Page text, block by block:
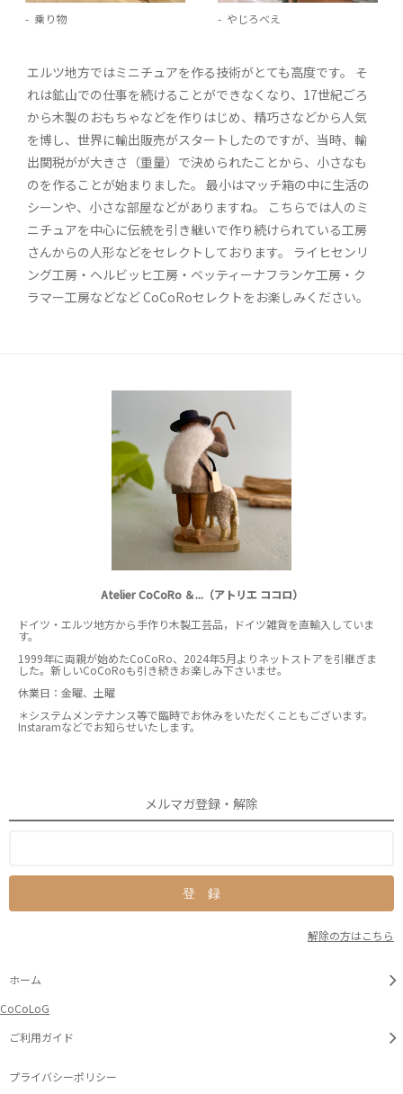
乗り物 やじろべえ
エルツ地方ではミニチュアを作る技術がとても高度です。 そ
れは鉱山での仕事を続けることができなくなり、17世紀ごろ
から木製のおもちゃなどを作りはじめ、精巧さなどから人気
を博し、世界に輸出販売がスタートしたのですが、当時、輸
出関税がが大きさ（重量）で決められたことから、小さなも
のを作ることが始まりました。 最小はマッチ箱の中に生活の
シーンや、小さな部屋などがありますね。 こちらでは人のミ
ニチュアを中心に伝統を引き継いで作り続けられている工房
さんからの人形などをセレクトしております。 ライヒセンリ
ング工房・ヘルビッヒ工房・ベッティーナフランケ工房・ク
ラマー工房などなど CoCoRoセレクトをお楽しみください。
Atelier CoCoRo ＆...（アトリエ ココロ）
ドイツ・エルツ地方から手作り木製工芸品，ドイツ雑貨を直輸入していま
す。
1999年に両親が始めたCoCoRo、2024年5月よりネットストアを引継ぎま
した。新しいCoCoRoも引き続きお楽しみ下さいませ。
休業日：金曜、土曜
＊システムメンテナンス等で臨時でお休みをいただくこともございます。
Instaramなどでお知らせいたします。
メルマガ登録・解除
解除の方はこちら
ホーム
CoCoLoG
ご利用ガイド
プライバシーポリシー